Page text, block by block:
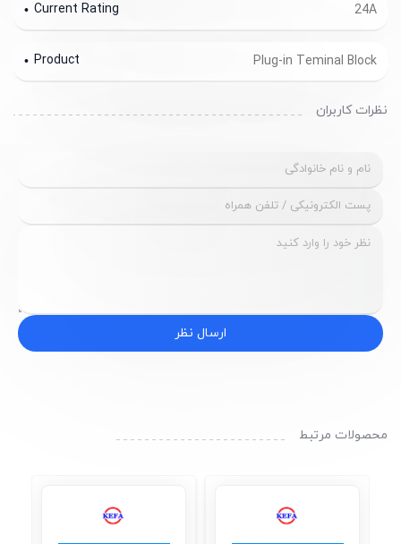
24A
Current Rating
Plug-in Teminal Block
Product
نظرات کاربران
ارسال نظر
محصولات مرتبط